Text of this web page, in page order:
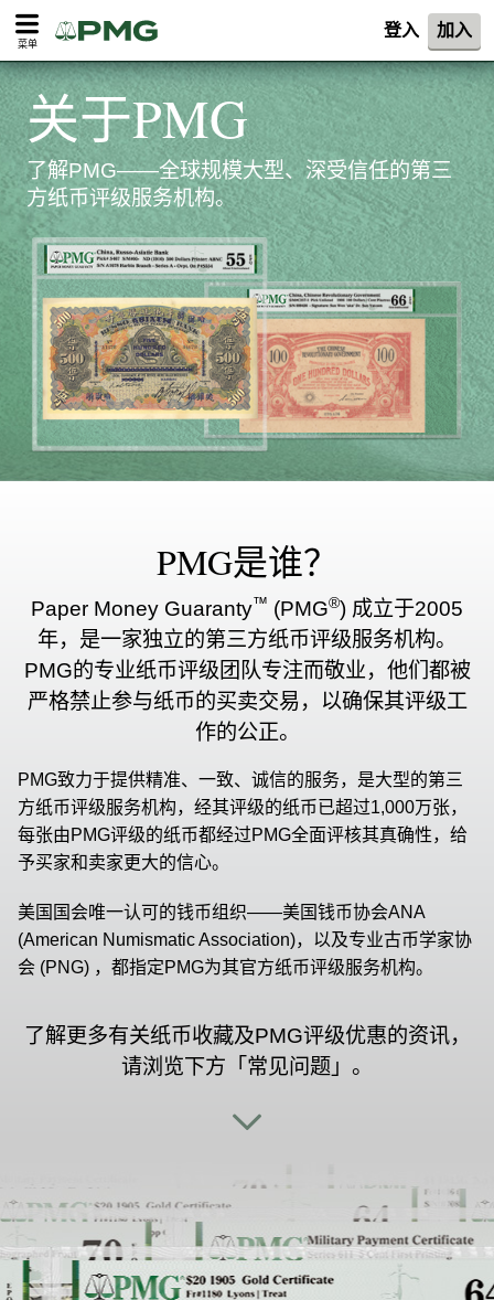
菜单
登入 加入
关于PMG
了解PMG——全球规模大型、深受信任的第三
方纸币评级服务机构。
PMG是谁？
Paper Money Guaranty™ (PMG®) 成立于2005
年，是一家独立的第三方纸币评级服务机构。
PMG的专业纸币评级团队专注而敬业，他们都被
严格禁止参与纸币的买卖交易，以确保其评级工
作的公正。
PMG致力于提供精准、一致、诚信的服务，是大型的第三
方纸币评级服务机构，经其评级的纸币已超过1,000万张，
每张由PMG评级的纸币都经过PMG全面评核其真确性，给
予买家和卖家更大的信心。
美国国会唯一认可的钱币组织——美国钱币协会ANA
(American Numismatic Association)，以及专业古币学家协
会 (PNG) ，都指定PMG为其官方纸币评级服务机构。
了解更多有关纸币收藏及PMG评级优惠的资讯，
请浏览下方「常见问题」。